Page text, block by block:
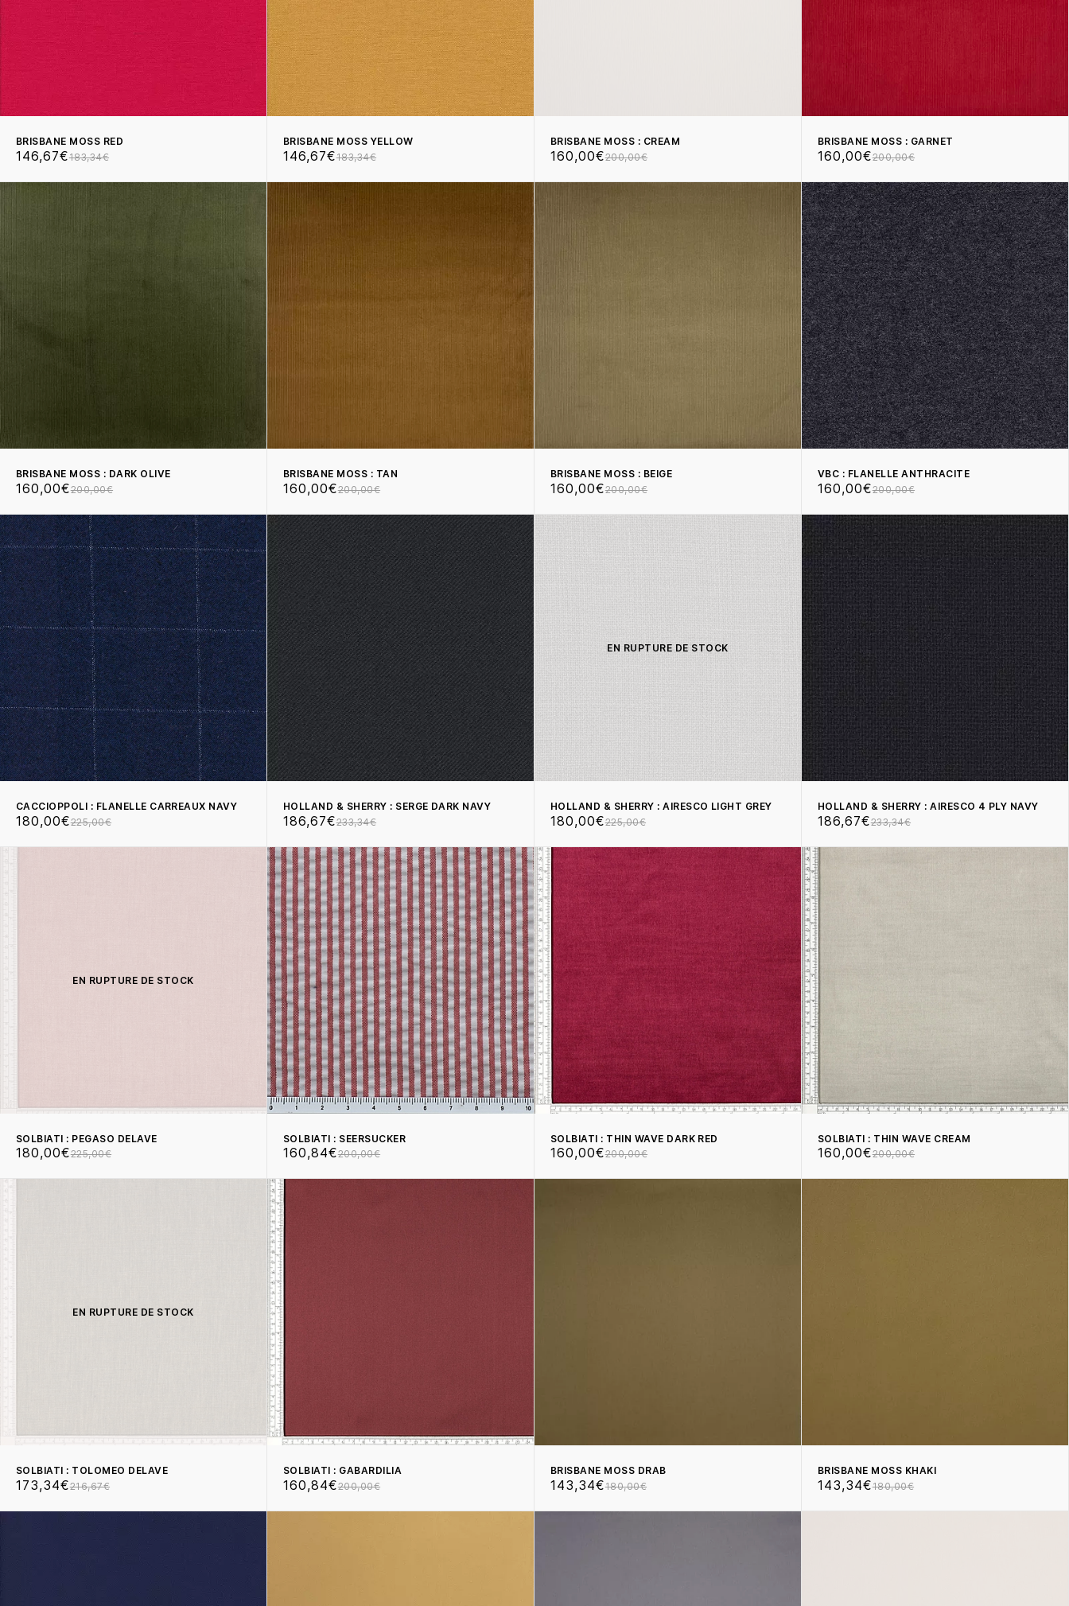
BRISBANE MOSS RED
146,67€183,34€
BRISBANE MOSS YELLOW
146,67€183,34€
BRISBANE MOSS : CREAM
160,00€200,00€
BRISBANE MOSS : GARNET
160,00€200,00€
BRISBANE MOSS : DARK OLIVE
160,00€200,00€
BRISBANE MOSS : TAN
160,00€200,00€
BRISBANE MOSS : BEIGE
160,00€200,00€
VBC : FLANELLE ANTHRACITE
160,00€200,00€
CACCIOPPOLI : FLANELLE CARREAUX NAVY
180,00€225,00€
HOLLAND & SHERRY : SERGE DARK NAVY
186,67€233,34€
EN RUPTURE DE STOCK
HOLLAND & SHERRY : AIRESCO LIGHT GREY
180,00€225,00€
HOLLAND & SHERRY : AIRESCO 4 PLY NAVY
186,67€233,34€
EN RUPTURE DE STOCK
SOLBIATI : PEGASO DELAVE
180,00€225,00€
SOLBIATI : SEERSUCKER
160,84€200,00€
SOLBIATI : THIN WAVE DARK RED
160,00€200,00€
SOLBIATI : THIN WAVE CREAM
160,00€200,00€
EN RUPTURE DE STOCK
SOLBIATI : TOLOMEO DELAVE
173,34€216,67€
SOLBIATI : GABARDILIA
160,84€200,00€
BRISBANE MOSS DRAB
143,34€180,00€
BRISBANE MOSS KHAKI
143,34€180,00€